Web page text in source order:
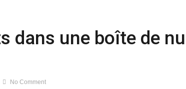
dans une boîte de
No Comment